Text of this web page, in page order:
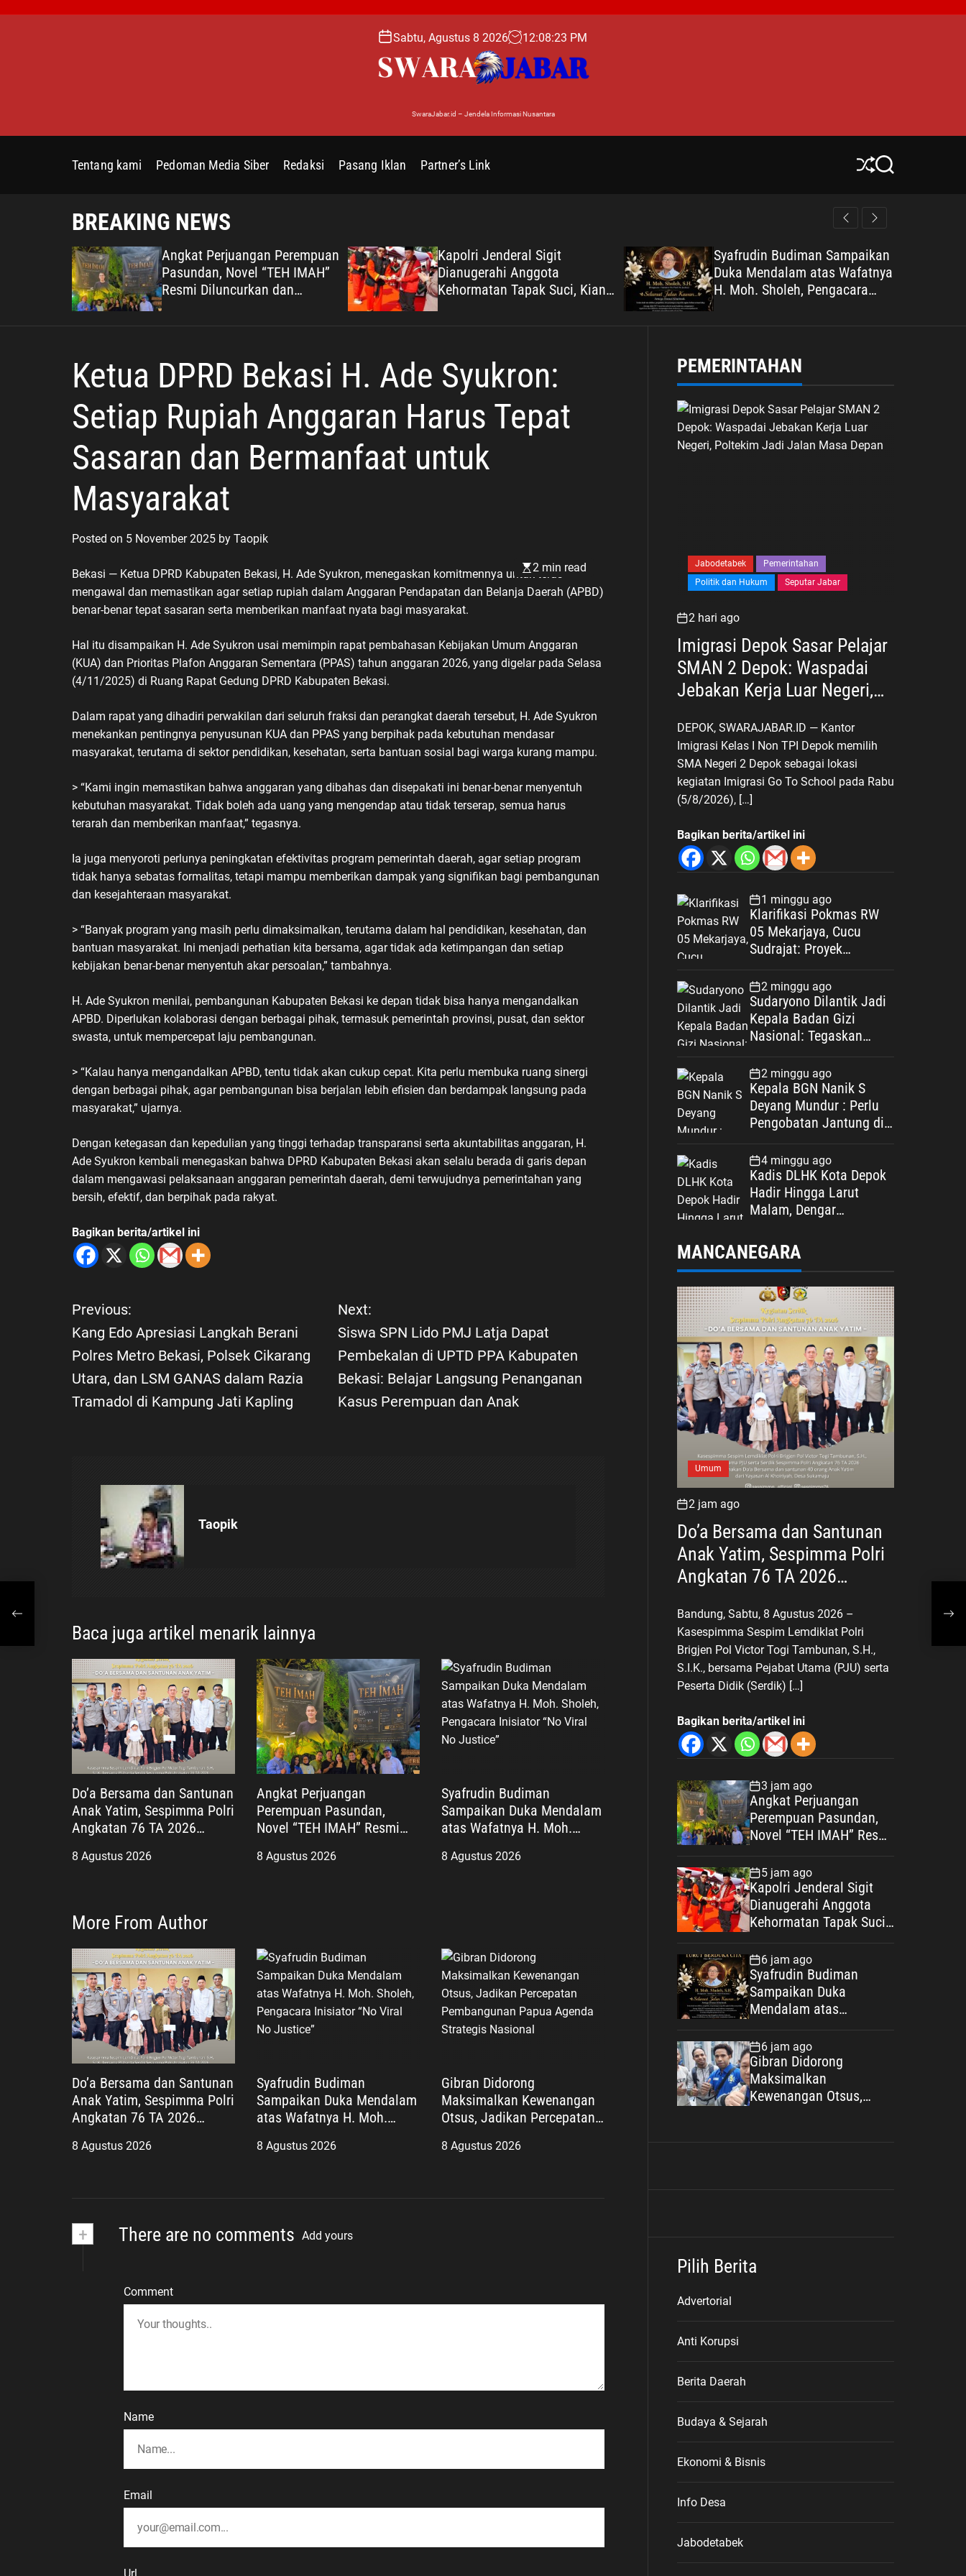
o
Sabtu, Agustus 8 2026 12:08:24 PM
SwaraJabar.id – Jendela Informasi Nusantara
Tentang kami Pedoman Media Siber Redaksi Pasang Iklan Partner’s Link
S
S
r
BREAKING NEWS
Angkat Perjuangan Perempuan
Pasundan, Novel “TEH IMAH”
Resmi Diluncurkan dan
Diharapkan Tembus Layar
Kapolri Jenderal Sigit
Dianugerahi Anggota
Kehormatan Tapak Suci, Kian
Eratkan Ikatan Polri–
Syafrudin Budiman Sampaikan
Duka Mendalam atas Wafatnya
H. Moh. Sholeh, Pengacara
Inisiator “No Viral No Justice”
Ketua DPRD Bekasi H. Ade Syukron:
Setiap Rupiah Anggaran Harus Tepat
Sasaran dan Bermanfaat untuk
Masyarakat
Posted on 5 November 2025 by Taopik
2 min read
Bekasi — Ketua DPRD Kabupaten Bekasi, H. Ade Syukron, menegaskan komitmennya untuk terus
mengawal dan memastikan agar setiap rupiah dalam Anggaran Pendapatan dan Belanja Daerah (APBD)
benar-benar tepat sasaran serta memberikan manfaat nyata bagi masyarakat.
Hal itu disampaikan H. Ade Syukron usai memimpin rapat pembahasan Kebijakan Umum Anggaran
(KUA) dan Prioritas Plafon Anggaran Sementara (PPAS) tahun anggaran 2026, yang digelar pada Selasa
(4/11/2025) di Ruang Rapat Gedung DPRD Kabupaten Bekasi.
Dalam rapat yang dihadiri perwakilan dari seluruh fraksi dan perangkat daerah tersebut, H. Ade Syukron
menekankan pentingnya penyusunan KUA dan PPAS yang berpihak pada kebutuhan mendasar
masyarakat, terutama di sektor pendidikan, kesehatan, serta bantuan sosial bagi warga kurang mampu.
> “Kami ingin memastikan bahwa anggaran yang dibahas dan disepakati ini benar-benar menyentuh
kebutuhan masyarakat. Tidak boleh ada uang yang mengendap atau tidak terserap, semua harus
terarah dan memberikan manfaat,” tegasnya.
Ia juga menyoroti perlunya peningkatan efektivitas program pemerintah daerah, agar setiap program
tidak hanya sebatas formalitas, tetapi mampu memberikan dampak yang signifikan bagi pembangunan
dan kesejahteraan masyarakat.
> “Banyak program yang masih perlu dimaksimalkan, terutama dalam hal pendidikan, kesehatan, dan
bantuan masyarakat. Ini menjadi perhatian kita bersama, agar tidak ada ketimpangan dan setiap
kebijakan benar-benar menyentuh akar persoalan,” tambahnya.
H. Ade Syukron menilai, pembangunan Kabupaten Bekasi ke depan tidak bisa hanya mengandalkan
APBD. Diperlukan kolaborasi dengan berbagai pihak, termasuk pemerintah provinsi, pusat, dan sektor
swasta, untuk mempercepat laju pembangunan.
> “Kalau hanya mengandalkan APBD, tentu tidak akan cukup cepat. Kita perlu membuka ruang sinergi
dengan berbagai pihak, agar pembangunan bisa berjalan lebih efisien dan berdampak langsung pada
masyarakat,” ujarnya.
Dengan ketegasan dan kepedulian yang tinggi terhadap transparansi serta akuntabilitas anggaran, H.
Ade Syukron kembali menegaskan bahwa DPRD Kabupaten Bekasi akan selalu berada di garis depan
dalam mengawasi pelaksanaan anggaran pemerintah daerah, demi terwujudnya pemerintahan yang
bersih, efektif, dan berpihak pada rakyat.
Bagikan berita/artikel ini
N
a
v
o
s
Previous:
Kang Edo Apresiasi Langkah Berani
Polres Metro Bekasi, Polsek Cikarang
Utara, dan LSM GANAS dalam Razia
Tramadol di Kampung Jati Kapling
Next:
Siswa SPN Lido PMJ Latja Dapat
Pembekalan di UPTD PPA Kabupaten
Bekasi: Belajar Langsung Penanganan
Kasus Perempuan dan Anak
Taopik
Baca juga artikel menarik lainnya
Do’a Bersama dan Santunan
Anak Yatim, Sespimma Polri
Angkatan 76 TA 2026
8 Agustus 2026
Angkat Perjuangan
Perempuan Pasundan,
Novel “TEH IMAH” Resmi
Tembus Layar Lebar
8 Agustus 2026
Syafrudin Budiman
Sampaikan Duka Mendalam
atas Wafatnya H. Moh.
“No Viral No Justice”
8 Agustus 2026
More From Author
Do’a Bersama dan Santunan
Anak Yatim, Sespimma Polri
Angkatan 76 TA 2026
8 Agustus 2026
Syafrudin Budiman
Sampaikan Duka Mendalam
atas Wafatnya H. Moh.
“No Viral No Justice”
8 Agustus 2026
Gibran Didorong
Maksimalkan Kewenangan
Otsus, Jadikan Percepatan
Agenda Strategis Nasional
8 Agustus 2026
+ There are no comments Add yours
Comment
Name
Email
PEMERINTAHAN
Jabodetabek
Pemerintahan
Politik dan Hukum
Seputar Jabar
2 hari ago
Imigrasi Depok Sasar Pelajar
SMAN 2 Depok: Waspadai
Jebakan Kerja Luar Negeri,
Depan
DEPOK, SWARAJABAR.ID — Kantor
Imigrasi Kelas I Non TPI Depok memilih
SMA Negeri 2 Depok sebagai lokasi
kegiatan Imigrasi Go To School pada Rabu
(5/8/2026), […]
Bagikan berita/artikel ini
1 minggu ago
Klarifikasi Pokmas RW
05 Mekarjaya, Cucu
Sudrajat: Proyek
Spesifikasi
2 minggu ago
Sudaryono Dilantik Jadi
Kepala Badan Gizi
Nasional: Tegaskan
Kepentingan
2 minggu ago
Kepala BGN Nanik S
Deyang Mundur : Perlu
Pengobatan Jantung di
4 minggu ago
Kadis DLHK Kota Depok
Hadir Hingga Larut
Malam, Dengar
Retribusi Sampah di
MANCANEGARA
Umum
2 jam ago
Do’a Bersama dan Santunan
Anak Yatim, Sespimma Polri
Angkatan 76 TA 2026
Bandung, Sabtu, 8 Agustus 2026 –
Kasespimma Sespim Lemdiklat Polri
Brigjen Pol Victor Togi Tambunan, S.H.,
S.I.K., bersama Pejabat Utama (PJU) serta
Peserta Didik (Serdik) […]
Bagikan berita/artikel ini
3 jam ago
Angkat Perjuangan
Perempuan Pasundan,
Novel “TEH IMAH” Resmi
Diharapkan Tembus
Layar Lebar
5 jam ago
Kapolri Jenderal Sigit
Dianugerahi Anggota
Kehormatan Tapak Suci,
Polri–Muhammadiyah
6 jam ago
Syafrudin Budiman
Sampaikan Duka
Mendalam atas
Sholeh, Pengacara
Inisiator “No Viral No
Justice”
6 jam ago
Gibran Didorong
Maksimalkan
Kewenangan Otsus,
Pilih Berita
Advertorial
Anti Korupsi
Berita Daerah
Budaya & Sejarah
Ekonomi & Bisnis
Info Desa
Jabodetabek